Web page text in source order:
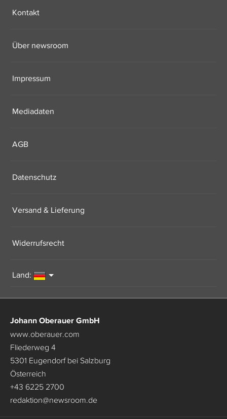
Kontakt
Über newsroom
Impressum
Mediadaten
AGB
Datenschutz
Versand & Lieferung
Widerrufsrecht
Land:
Johann Oberauer GmbH
www.oberauer.com
Fliederweg 4
5301 Eugendorf bei Salzburg
Österreich
+43 6225 2700
redaktion@newsroom.de